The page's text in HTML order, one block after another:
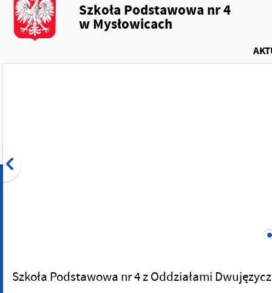
Szkoła Podstawowa nr 4
w Mysłowicach
Szkoła Podstawowa nr 4 z Oddziałami